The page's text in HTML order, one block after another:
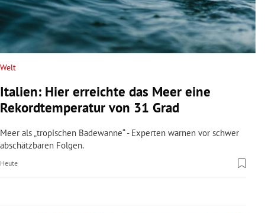
Untermenü
Untermenü
Untermenü
Untermenü
Untermenü
Welt
Italien: Hier erreichte das Meer eine
Rekordtemperatur von 31 Grad
Meer als „tropischen Badewanne“ - Experten warnen vor schwer
abschätzbaren Folgen.
Heute